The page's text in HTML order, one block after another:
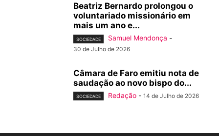
Beatriz Bernardo prolongou o
voluntariado missionário em
mais um ano e...
SOCIEDADE Samuel Mendonça -
30 de Julho de 2026
Câmara de Faro emitiu nota de
saudação ao novo bispo do...
SOCIEDADE Redação - 14 de Julho de 2026